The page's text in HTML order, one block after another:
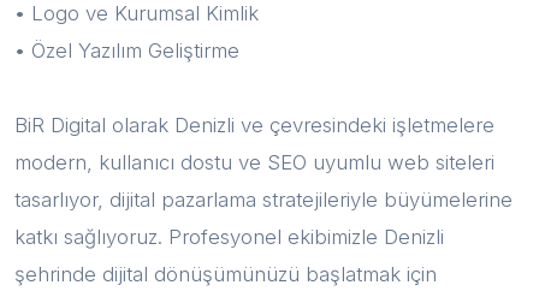
• Logo ve Kurumsal Kimlik
• Özel Yazılım Geliştirme
BiR Digital olarak Denizli ve çevresindeki işletmelere
modern, kullanıcı dostu ve SEO uyumlu web siteleri
tasarlıyor, dijital pazarlama stratejileriyle büyümelerine
katkı sağlıyoruz. Profesyonel ekibimizle Denizli
şehrinde dijital dönüşümünüzü başlatmak için